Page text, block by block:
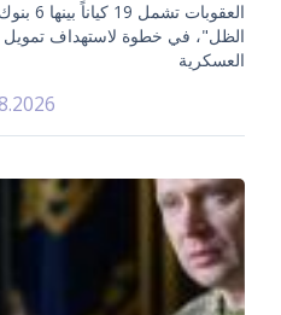
الظل"، في خطوة لاستهداف تمويل
العسكرية